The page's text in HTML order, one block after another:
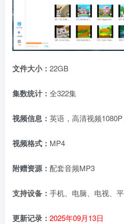
文件大小： 22GB
集数统计： 全322集
视频信息： 英语，高清视频
视频格式： MP4
附赠资源： 配套音频MP3
支持设备： 手机、电脑、电视、
更新记录： 2025年09月13日